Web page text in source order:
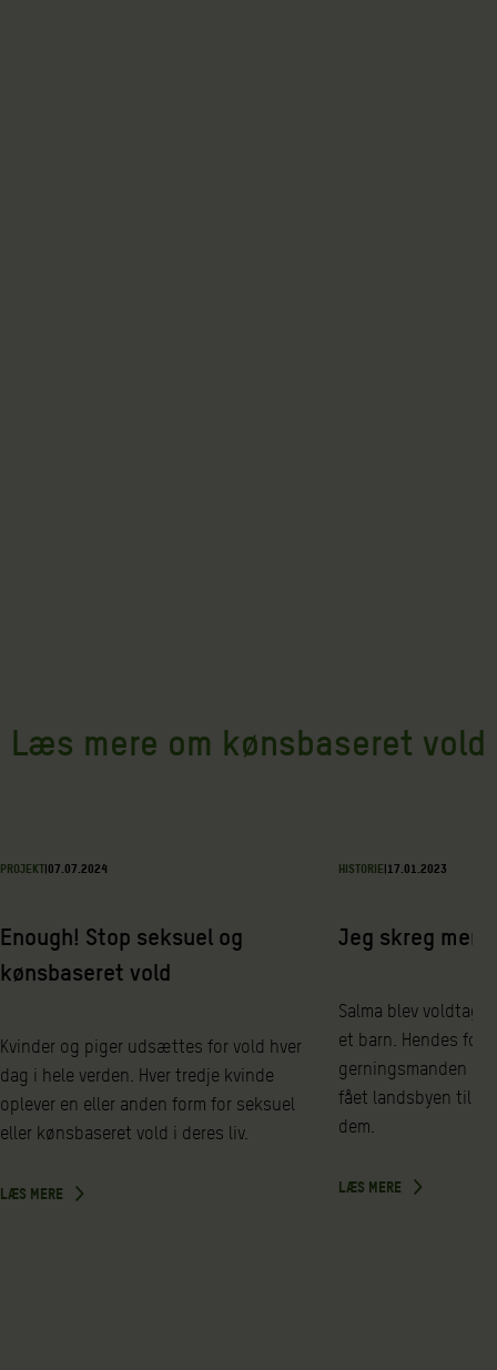
Læs mere om kønsbaseret vold
PROJEKT|07.07.2024
Enough! Stop seksuel og
kønsbaseret vold
Kvinder og piger udsættes for vold hver
dag i hele verden. Hver tredje kvinde
oplever en eller anden form for seksuel
eller kønsbaseret vold i deres liv.
LÆS MERE
HISTORIE|17.01.2023
Jeg skreg men
Salma blev
et barn. Hendes
gerningsmanden i
fået landsbyen til at
dem.
LÆS MERE